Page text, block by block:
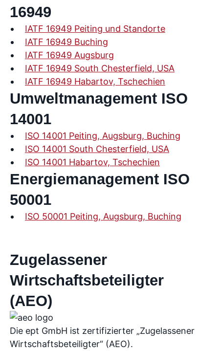
16949
IATF 16949 Peiting und Standorte
IATF 16949 Buching
IATF 16949 Augsburg
IATF 16949 South Chesterfield, USA
IATF 16949 Habartov, Tschechien
Umweltmanagement ISO
14001
ISO 14001 Peiting, Augsburg, Buching
ISO 14001 South Chesterfield, USA
ISO 14001 Habartov, Tschechien
Energiemanagement ISO
50001
ISO 50001 Peiting, Augsburg, Buching
Zugelassener
Wirtschaftsbeteiligter
(AEO)
Die ept GmbH ist zertifizierter „Zugelassener
Wirtschaftsbeteiligter“ (AEO).